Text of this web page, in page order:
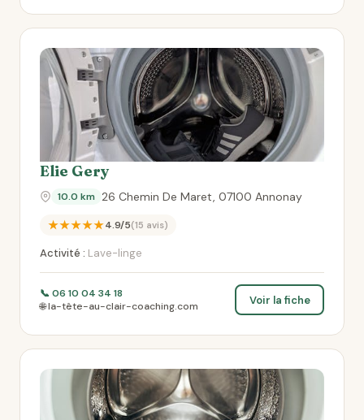
Elie Gery
10.0 km 26 Chemin De Maret, 07100 Annonay
★★★★★4.9/5(15 avis)
Activité : Lave-linge
📞 06 10 04 34 18
🌐 la-tête-au-clair-coaching.com
Voir la fiche